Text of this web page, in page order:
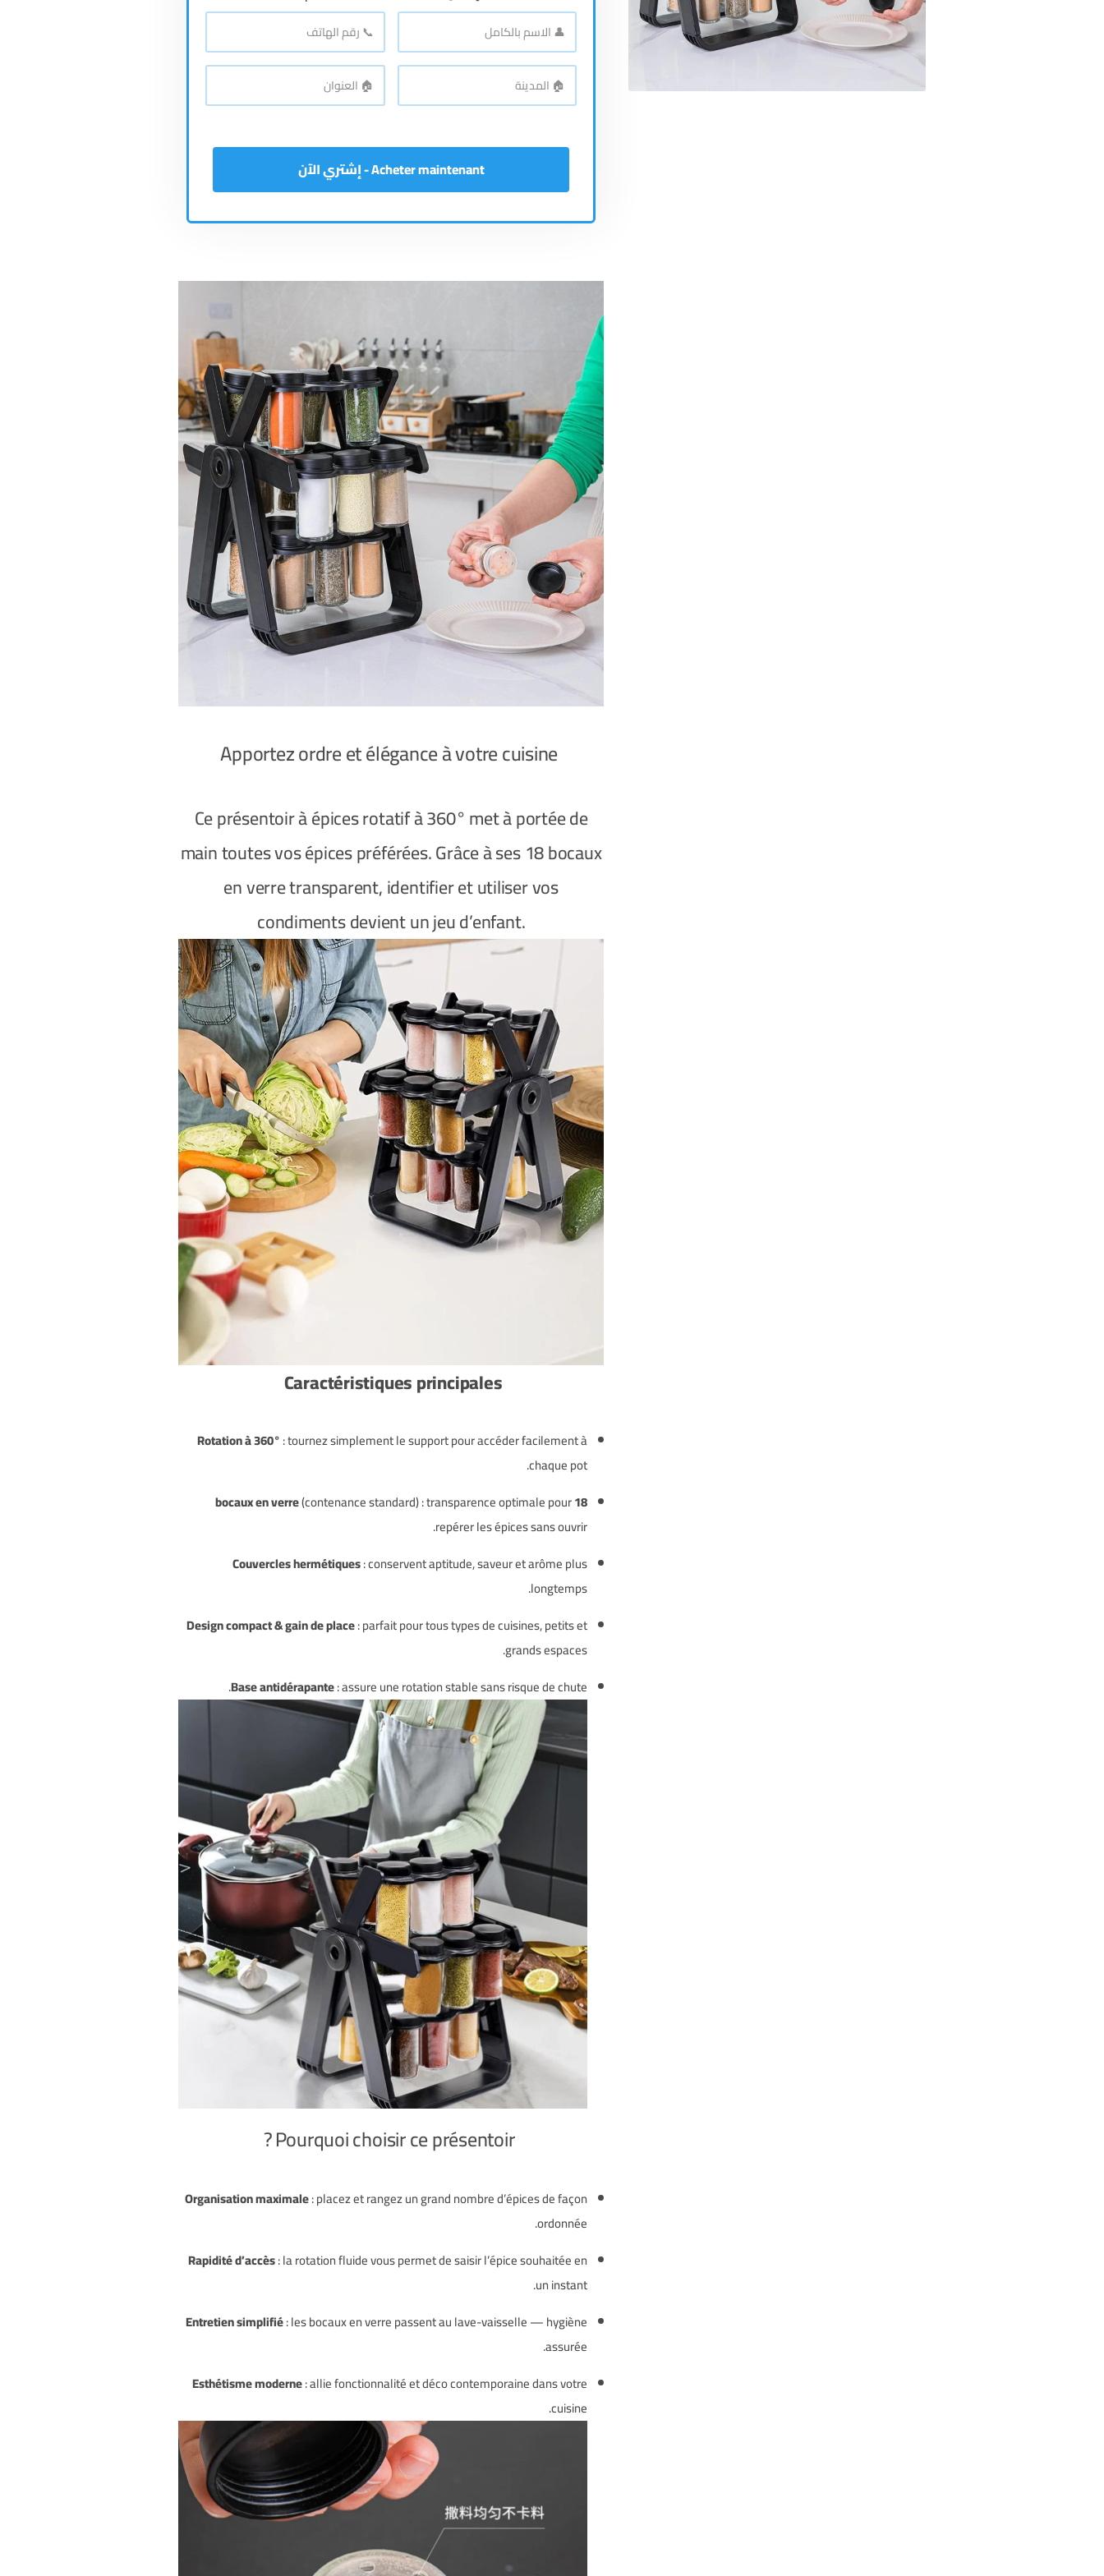
👤
الاسم
بالكامل*
📞
رقم
الهاتف*
🏠
المدينة*
🏠
العنوان*
Acheter maintenant - إشتري الآن
Ce présentoir à épices rotatif à 360° met à portée de
main toutes vos épices préférées. Grâce à ses 18 bocaux
en verre transparent, identifier et utiliser vos
condiments devient un jeu d’enfant.
Caractéristiques principales
Rotation à 360°: tournez simplement le support pour accéder facilement à
chaque pot.
18 bocaux en verre
(contenance standard) : transparence optimale pour
repérer les épices sans ouvrir.
Couvercles hermétiques: conservent aptitude, saveur et arôme plus
longtemps.
Design compact & gain de place: parfait pour tous types de cuisines, petits et
grands espaces.
Base antidérapante: assure une rotation stable sans risque de chute.
Pourquoi choisir ce présentoir ?
Organisation maximale: placez et rangez un grand nombre d’épices de façon
ordonnée.
Rapidité d’accès: la rotation fluide vous permet de saisir l’épice souhaitée en
un instant.
Entretien simplifié: les bocaux en verre passent au lave-vaisselle — hygiène
assurée.
Esthétisme moderne: allie fonctionnalité et déco contemporaine dans votre
cuisine.